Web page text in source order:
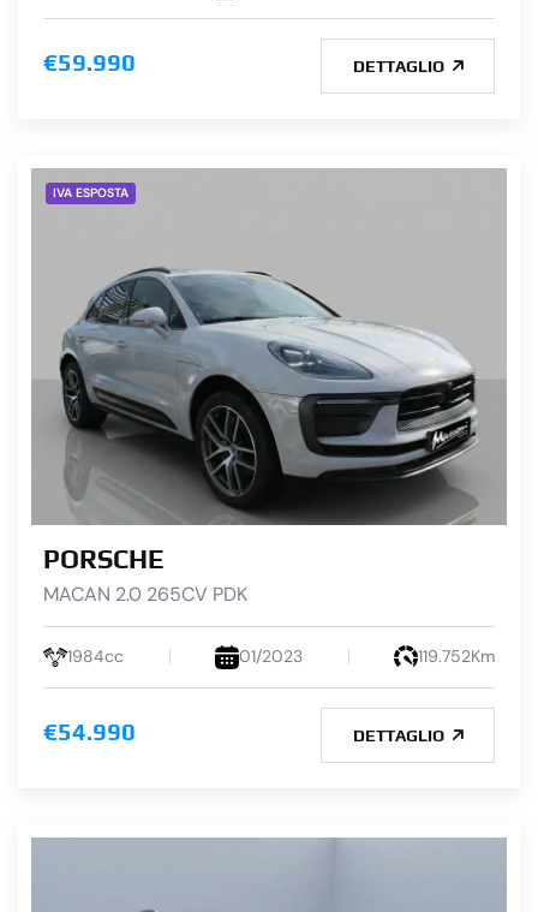
€59.990 DETTAGLIO
IVA ESPOSTA
PORSCHE
MACAN 2.0 265CV PDK
1984cc 01/2023 119.752Km
€54.990 DETTAGLIO